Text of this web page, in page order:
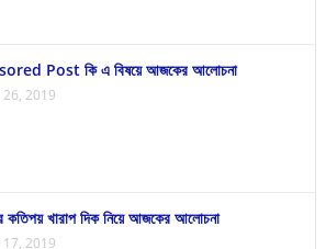
Post কি এ বিষয়ে আজকের আলোচনা
2019
কতিপয় খারাপ দিক নিয়ে আজকের আলোচনা
2019